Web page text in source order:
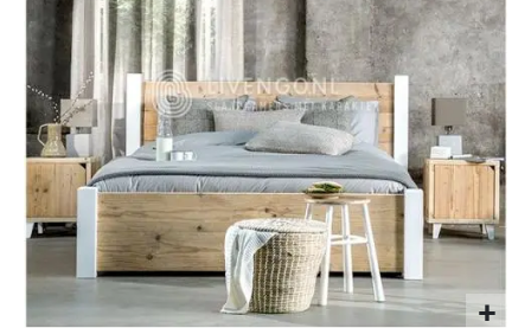
afbeeldingen-
gallerij